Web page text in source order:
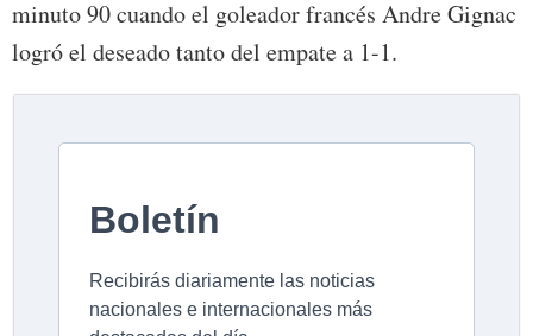
minuto 90 cuando el goleador francés Andre Gignac
logró el deseado tanto del empate a 1-1.